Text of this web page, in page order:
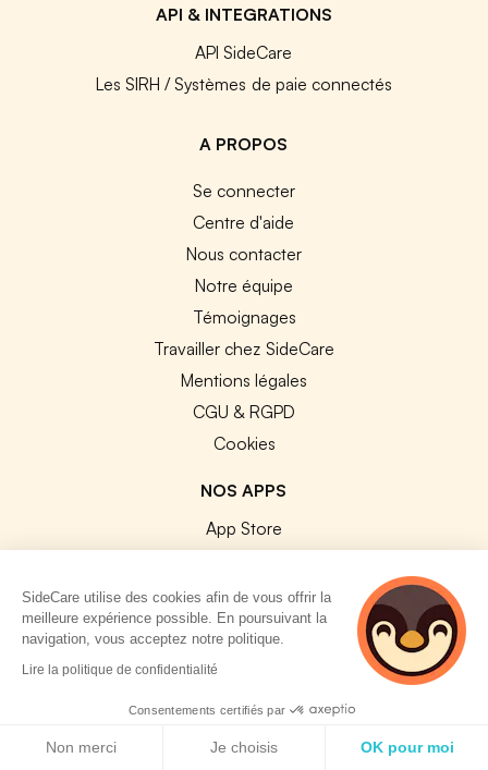
API & INTEGRATIONS
API SideCare
Les SIRH / Systèmes de paie connectés
A PROPOS
Se connecter
Centre d'aide
Nous contacter
Notre équipe
Témoignages
Travailler chez SideCare
Mentions légales
CGU & RGPD
Cookies
NOS APPS
App Store
SideCare utilise des cookies afin de vous offrir la
meilleure expérience possible. En poursuivant la
navigation, vous acceptez notre politique.
Lire la politique de confidentialité
Consentements certifiés par
Non merci Je choisis OK pour moi
2 personnes
consultent
actuellement cette